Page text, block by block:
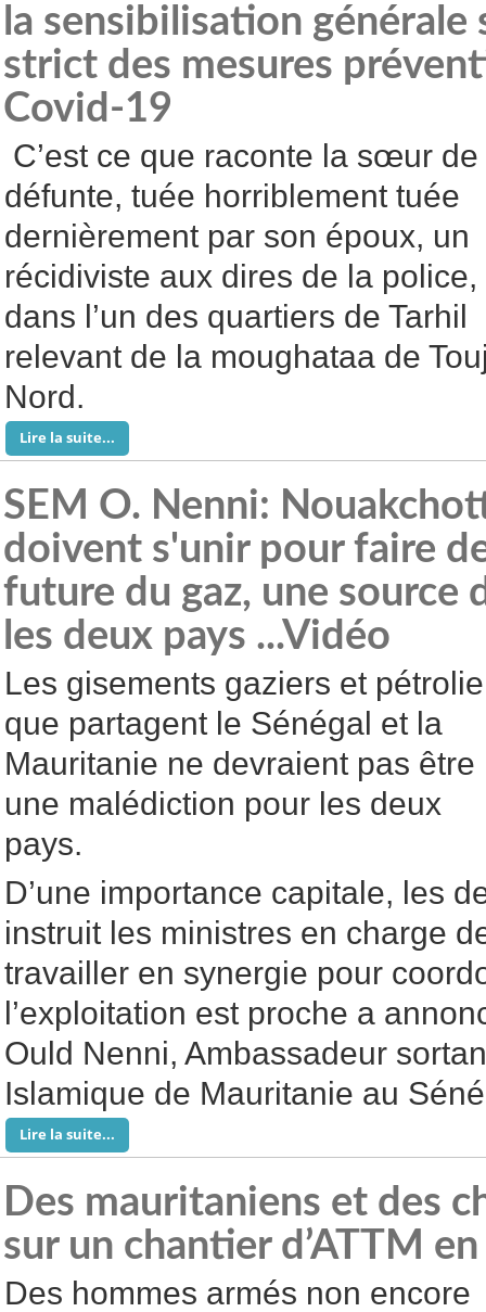
la sensibilisation générale
strict des mesures
Covid-19
C’est ce que raconte la sœur de
défunte, tuée horriblement tuée
dernièrement par son époux, un
récidiviste aux dires de la police,
dans l’un des quartiers de Tarhil
relevant de la moughataa de
Nord.
Lire la suite...
SEM O. Nenni:
doivent s'unir pour faire
future du gaz, une source
les deux pays ...Vidéo
Les gisements gaziers et
que partagent le Sénégal et la
Mauritanie ne devraient pas être
une malédiction pour les deux
pays.
D’une importance capitale, les
instruit les ministres en charge
travailler en synergie pour
l’exploitation est proche a
Ould Nenni, Ambassadeur
Islamique de Mauritanie au
Lire la suite...
Des mauritaniens et des
sur un chantier d’ATTM
Des hommes armés non encore